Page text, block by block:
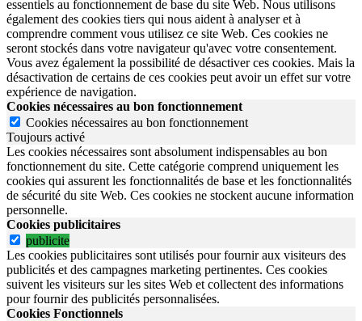
essentiels au fonctionnement de base du site Web. Nous utilisons
également des cookies tiers qui nous aident à analyser et à
comprendre comment vous utilisez ce site Web. Ces cookies ne
seront stockés dans votre navigateur qu'avec votre consentement.
Vous avez également la possibilité de désactiver ces cookies. Mais la
désactivation de certains de ces cookies peut avoir un effet sur votre
expérience de navigation.
Cookies nécessaires au bon fonctionnement
Cookies nécessaires au bon fonctionnement
Toujours activé
Les cookies nécessaires sont absolument indispensables au bon
fonctionnement du site. Cette catégorie comprend uniquement les
cookies qui assurent les fonctionnalités de base et les fonctionnalités
de sécurité du site Web. Ces cookies ne stockent aucune information
personnelle.
Cookies publicitaires
publicite
Les cookies publicitaires sont utilisés pour fournir aux visiteurs des
publicités et des campagnes marketing pertinentes. Ces cookies
suivent les visiteurs sur les sites Web et collectent des informations
pour fournir des publicités personnalisées.
Cookies Fonctionnels